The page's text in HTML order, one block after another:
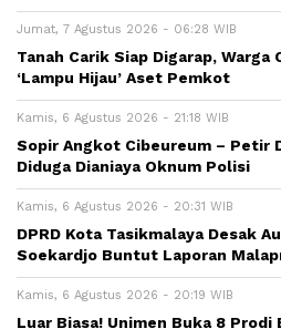
Jumat, 7 Agustus 2026 - 06:28 WIB
Tanah Carik Siap Digarap, Warga
‘Lampu Hijau’ Aset Pemkot
Kamis, 6 Agustus 2026 - 21:18 WIB
Sopir Angkot Cibeureum – Petir
Diduga Dianiaya Oknum Polisi
Kamis, 6 Agustus 2026 - 20:31 WIB
DPRD Kota Tasikmalaya Desak
Soekardjo Buntut Laporan
Kamis, 6 Agustus 2026 - 20:19 WIB
Luar Biasa! Unimen Buka 8